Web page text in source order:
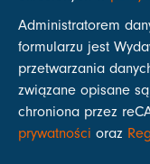
Administratorem
formularzu jest
przetwarzania
związane opisane
chroniona przez
prywatności oraz